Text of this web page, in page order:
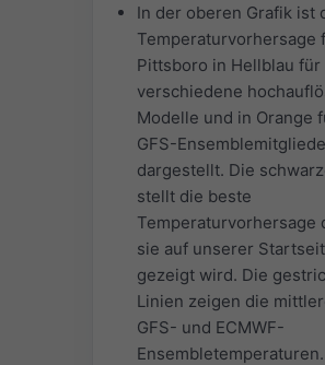
In der oberen Grafik ist
Temperaturvorhersage
Pittsboro in Hellblau für
verschiedene
Modelle und in Orange
GFS-
dargestellt. Die
stellt die beste
Temperaturvorhersage
sie auf unserer
gezeigt wird. Die
Linien zeigen die
GFS- und ECMWF-
Ensembletemperaturen.